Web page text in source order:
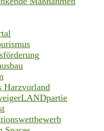
Harzvorland